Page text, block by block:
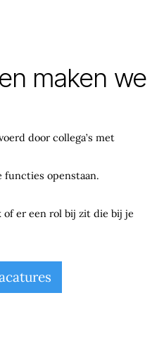
maken we
door collega’s met
functies openstaan.
of er een rol bij zit die bij je